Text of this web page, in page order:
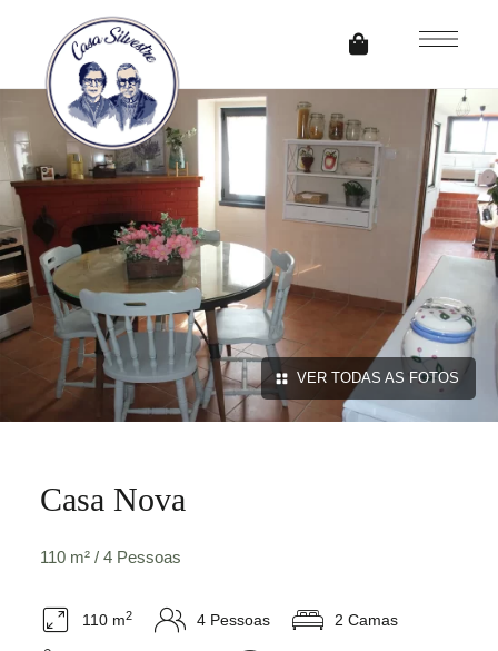
VER TODAS AS FOTOS
Casa Nova
110 m² / 4 Pessoas
110 m2 4 Pessoas 2 Camas